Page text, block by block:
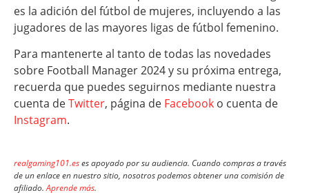
es la adición del fútbol de mujeres, incluyendo a las
jugadores de las mayores ligas de fútbol femenino.
Para mantenerte al tanto de todas las novedades
sobre Football Manager 2024 y su próxima entrega,
recuerda que puedes seguirnos mediante nuestra
cuenta deTwitter, página de Facebook o cuenta de
Instagram.
realgaming101.eses apoyado por su audiencia. Cuando compras a través
de un enlace en nuestro sitio, nosotros podemos obtener una comisión de
afiliado.Aprende más.